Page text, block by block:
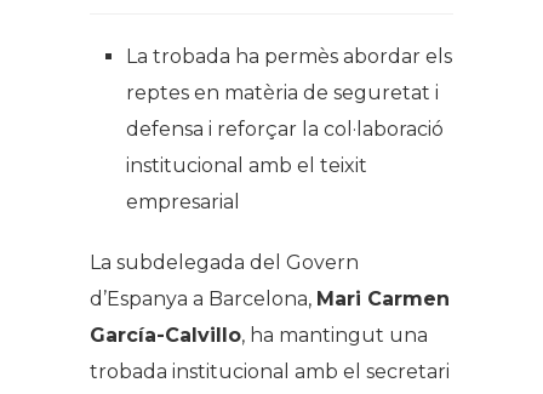
La trobada ha permès abordar els
reptes en matèria de seguretat i
defensa i reforçar la col·laboració
institucional amb el teixit
empresarial
La subdelegada del Govern
d’Espanya a Barcelona, Mari Carmen
García-Calvillo, ha mantingut una
trobada institucional amb el secretari